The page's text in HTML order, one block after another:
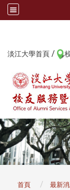
淡江大學首頁 /
首頁 最新消